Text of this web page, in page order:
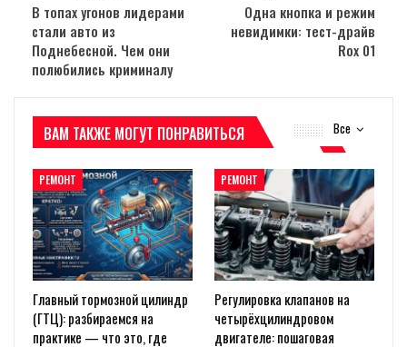
В топах угонов лидерами
стали авто из
Поднебесной. Чем они
полюбились криминалу
Одна кнопка и режим
невидимки: тест-драйв
Rox 01
Все
ВАМ ТАКЖЕ МОГУТ ПОНРАВИТЬСЯ
РЕМОНТ
Главный тормозной цилиндр
(ГТЦ): разбираемся на
практике — что это, где
РЕМОНТ
Регулировка клапанов на
четырёхцилиндровом
двигателе: пошаговая